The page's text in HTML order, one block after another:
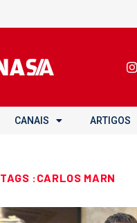
CANAIS ARTIGOS
TAGS :CARLOS MARN